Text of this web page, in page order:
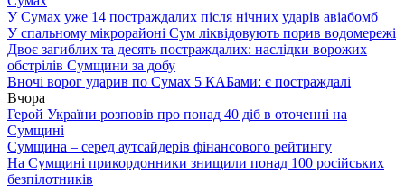
У Сумах уже 14 постраждалих після нічних ударів авіабомб
У спальному мікрорайоні Сум ліквідовують порив водомережі
Двоє загиблих та десять постраждалих: наслідки ворожих
обстрілів Сумщини за добу
Вночі ворог ударив по Сумах 5 КАБами: є постраждалі
Вчора
Герой України розповів про понад 40 діб в оточенні на
Сумщині
Сумщина – серед аутсайдерів фінансового рейтингу
На Сумщині прикордонники знищили понад 100 російських
безпілотників